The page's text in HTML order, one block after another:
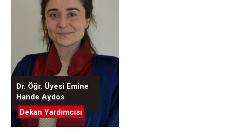
Dekan Yardımcısı
Dr. Öğr. Üyesi Emine
Hande Aydos